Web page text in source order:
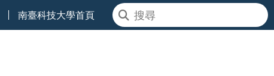
南臺科技大學首頁